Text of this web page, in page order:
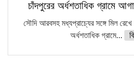
চাঁদপুরের অর্ধশতাধিক গ্রামে
সৌদি আরবসহ মধ্যপ্রাচ্যের সঙ্গে মিল
অর্ধশতাধিক গ্রামে...